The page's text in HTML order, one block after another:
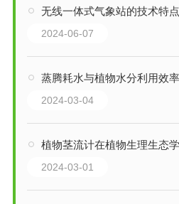
无线一体式气象站的技术特
2024-06-07
蒸腾耗水与植物水分利用效
2024-03-04
植物茎流计在植物生理生态
2024-03-01